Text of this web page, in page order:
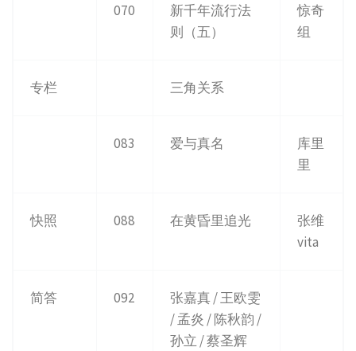
070
新千年流行法
则（五）
惊奇
组
专栏 三角关系
083 爱与真名
库里
里
快照 088 在黄昏里追光
张维
vita
简答 092
张嘉真 / 王欧雯
/ 孟炎 / 陈秋韵 /
孙立 / 蔡圣辉